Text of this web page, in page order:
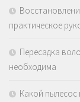
практическое
Пересадка
необходима
Какой пылесос